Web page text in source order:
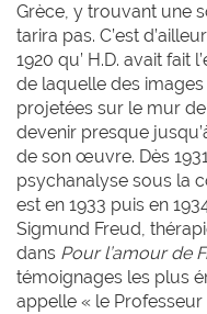
Grèce, y trouvant une
tarira pas. C’est
1920 qu’ H.D. avait fait
de laquelle des
projetées sur le mur
devenir presque
de son œuvre. Dès
psychanalyse sous la
est en 1933 puis en
Sigmund Freud,
dans Pour l’amour de
témoignages les plus
appelle « le Professeur